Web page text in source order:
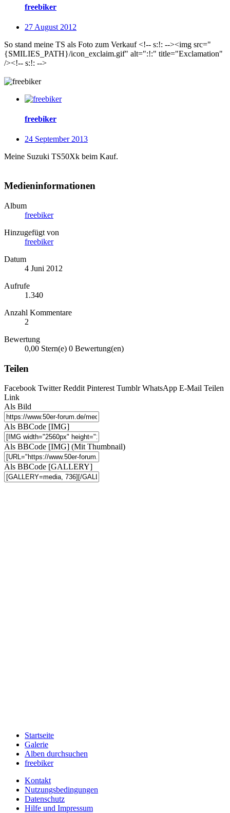
freebiker
27 August 2012
So stand meine TS als Foto zum Verkauf <!-- s:!: --><img src="
{SMILIES_PATH}/icon_exclaim.gif" alt=":!:" title="Exclamation"
/><!-- s:!: -->
freebiker
24 September 2013
Meine Suzuki TS50Xk beim Kauf.
Medieninformationen
Album
freebiker
Hinzugefügt von
freebiker
Datum
4 Juni 2012
Aufrufe
1.340
Anzahl Kommentare
2
Bewertung
0,00 Stern(e) 0 Bewertung(en)
Teilen
Facebook Twitter Reddit Pinterest Tumblr WhatsApp E-Mail Teilen
Link
Als Bild
Als BBCode [IMG]
Als BBCode [IMG] (Mit Thumbnail)
Als BBCode [GALLERY]
Startseite
Galerie
Alben durchsuchen
freebiker
Kontakt
Nutzungsbedingungen
Datenschutz
Hilfe und Impressum